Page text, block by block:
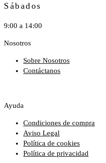
Sábados
9:00 a 14:00
Nosotros
Sobre Nosotros
Contáctanos
Ayuda
Condiciones de compra
Aviso Legal
Política de cookies
Política de privacidad